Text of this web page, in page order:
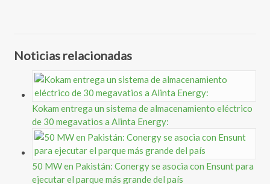
Noticias relacionadas
Kokam entrega un sistema de almacenamiento eléctrico
de 30 megavatios a Alinta Energy:
50 MW en Pakistán: Conergy se asocia con Ensunt para
ejecutar el parque más grande del país